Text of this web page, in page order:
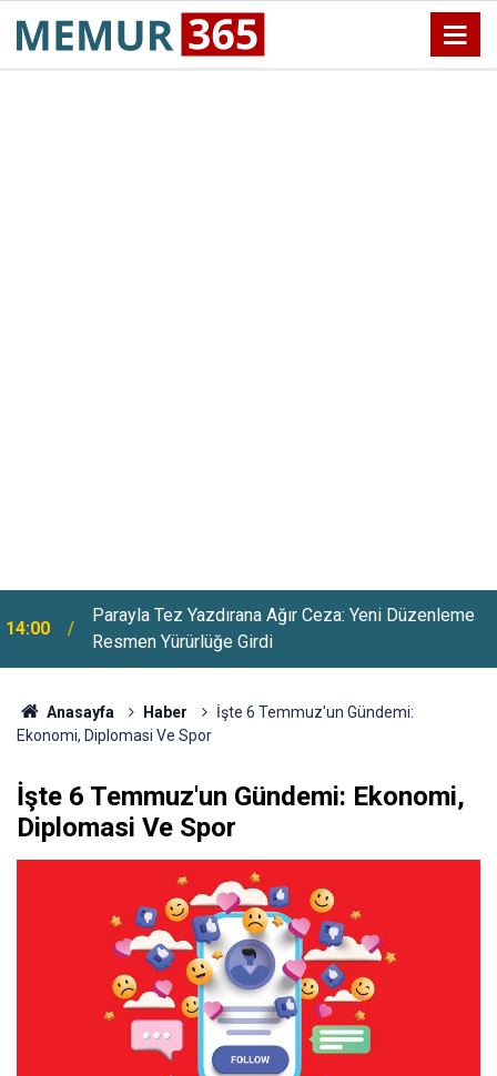
14:00
Parayla Tez Yazdırana Ağır Ceza: Yeni Düzenleme
Resmen Yürürlüğe Girdi
Anasayfa Haber
İşte 6 Temmuz'un Gündemi:
Ekonomi, Diplomasi Ve Spor
İşte 6 Temmuz'un Gündemi: Ekonomi,
Diplomasi Ve Spor